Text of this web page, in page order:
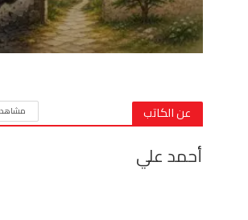
عن الكاتب
أحمد علي